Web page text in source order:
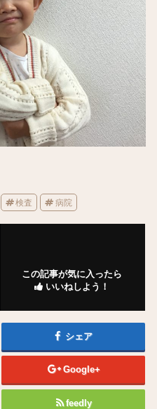
検査 病院
この記事が気に入ったら
いいねしよう！
シェア
Google+
feedly